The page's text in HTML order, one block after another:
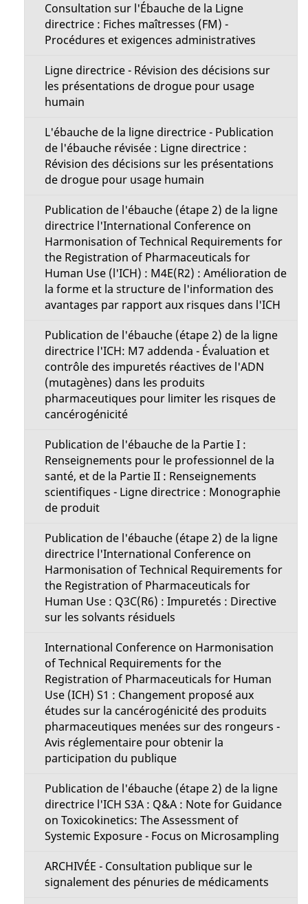
Consultation sur l'Ébauche de la Ligne
directrice : Fiches maîtresses (FM) -
Procédures et exigences administratives
Ligne directrice - Révision des décisions sur
les présentations de drogue pour usage
humain
L'ébauche de la ligne directrice - Publication
de l'ébauche révisée : Ligne directrice :
Révision des décisions sur les présentations
de drogue pour usage humain
Publication de l'ébauche (étape 2) de la ligne
directrice l'International Conference on
Harmonisation of Technical Requirements for
the Registration of Pharmaceuticals for
Human Use (l'ICH) : M4E(R2) : Amélioration de
la forme et la structure de l'information des
avantages par rapport aux risques dans l'ICH
Publication de l'ébauche (étape 2) de la ligne
directrice l'ICH: M7 addenda - Évaluation et
contrôle des impuretés réactives de l'ADN
(mutagènes) dans les produits
pharmaceutiques pour limiter les risques de
cancérogénicité
Publication de l'ébauche de la Partie I :
Renseignements pour le professionnel de la
santé, et de la Partie II : Renseignements
scientifiques - Ligne directrice : Monographie
de produit
Publication de l'ébauche (étape 2) de la ligne
directrice l'International Conference on
Harmonisation of Technical Requirements for
the Registration of Pharmaceuticals for
Human Use : Q3C(R6) : Impuretés : Directive
sur les solvants résiduels
International Conference on Harmonisation
of Technical Requirements for the
Registration of Pharmaceuticals for Human
Use (ICH) S1 : Changement proposé aux
études sur la cancérogénicité des produits
pharmaceutiques menées sur des rongeurs -
Avis réglementaire pour obtenir la
participation du publique
Publication de l'ébauche (étape 2) de la ligne
directrice l'ICH S3A : Q&A : Note for Guidance
on Toxicokinetics: The Assessment of
Systemic Exposure - Focus on Microsampling
ARCHIVÉE - Consultation publique sur le
signalement des pénuries de médicaments